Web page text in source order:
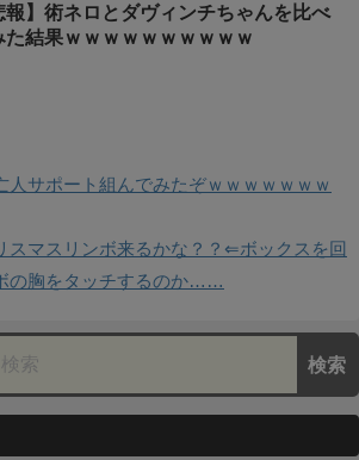
報】術ネロとダヴィンチちゃんを比べ
た結果ｗｗｗｗｗｗｗｗｗｗ
人サポート組んでみたぞｗｗｗｗｗｗｗ
スマスリンボ来るかな？？⇐ボックスを回
の胸をタッチするのか……